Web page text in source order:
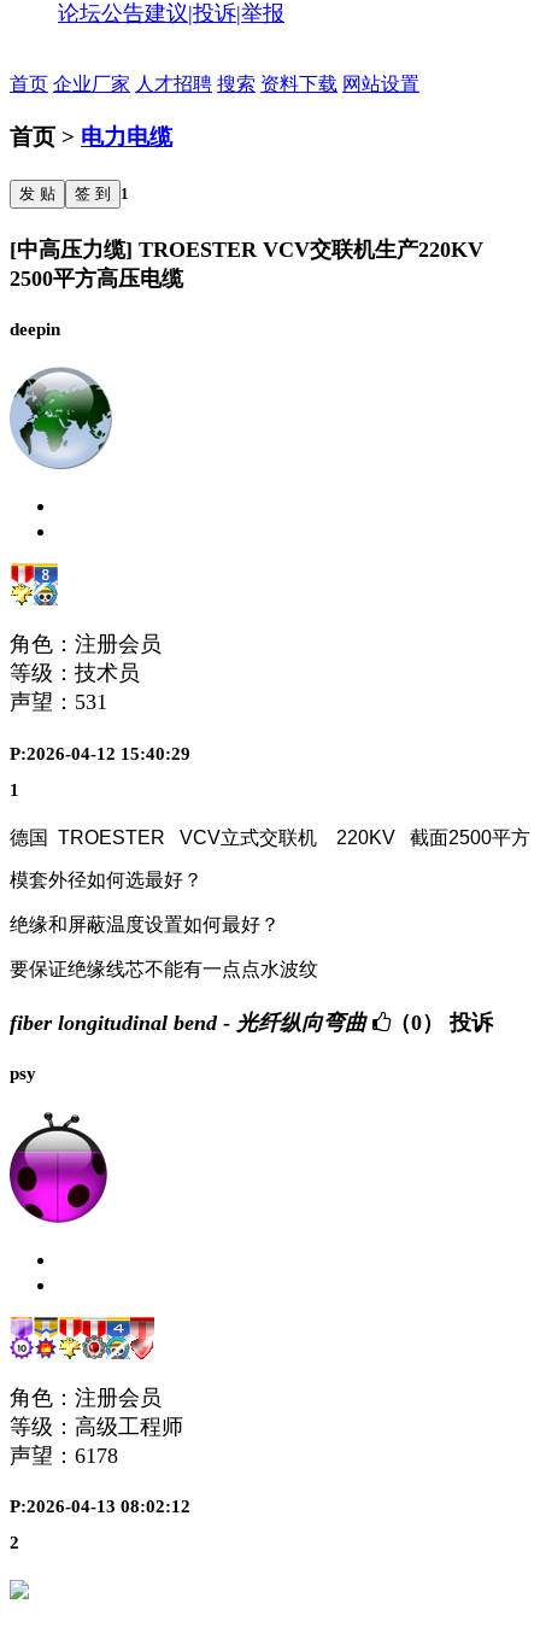
论坛公告建议|投诉|举报
首页 企业厂家 人才招聘 搜索 资料下载 网站设置
首页 > 电力电缆
发 贴 签 到 1
[中高压力缆] TROESTER VCV交联机生产220KV
2500平方高压电缆
deepin
角色：注册会员
等级：技术员
声望： 531
P:2026-04-12 15:40:29
1
德国 TROESTER VCV立式交联机 220KV 截面2500平方
模套外径如何选最好？
绝缘和屏蔽温度设置如何最好？
要保证绝缘线芯不能有一点点水波纹
fiber longitudinal bend - 光纤纵向弯曲 （0） 投诉
psy
角色：注册会员
等级：高级工程师
声望： 6178
P:2026-04-13 08:02:12
2